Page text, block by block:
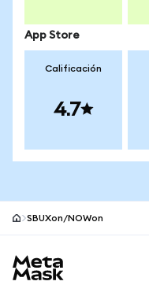
App Store
Calificación
4.7
SBUXon/NOWon